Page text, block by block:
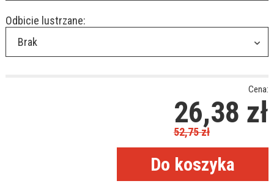
Odbicie lustrzane:
Brak
Cena:
26,38 zł
52,75zł